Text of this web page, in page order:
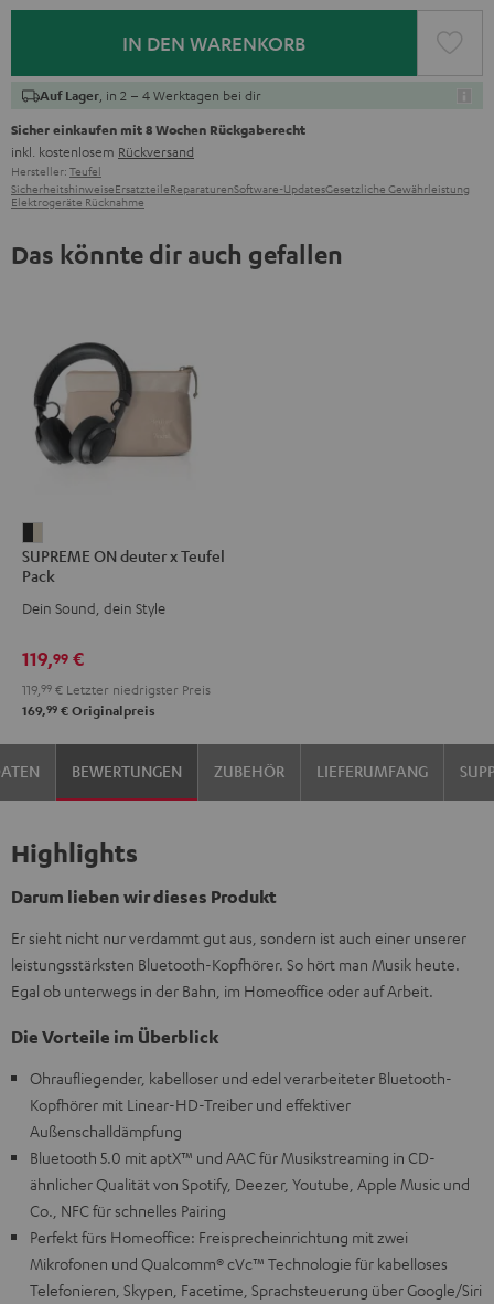
IN DEN WARENKORB
Auf Lager , in 2 – 4 Werktagen bei dir
Sicher einkaufen mit 8 Wochen Rückgaberecht
inkl. kostenlosem Rückversand
Hersteller: Teufel
SicherheitshinweiseErsatzteileReparaturenSoftware-UpdatesGesetzliche Gewährleistung
Elektrogeräte Rücknahme
Das könnte dir auch gefallen
ON
deuter
x
Pack
Night
Black
/
Sand
SUPREME ON deuter x Teufel
Pack
Dein Sound, dein Style
119,99 €
119, 99 € Letzter niedrigster Preis
169,99 € Originalpreis
BEWERTUNGEN ZUBEHÖR LIEFERUMFANG
Highlights
Darum lieben wir dieses Produkt
Er sieht nicht nur verdammt gut aus, sondern ist auch einer unserer
leistungsstärksten Bluetooth-Kopfhörer. So hört man Musik heute.
Egal ob unterwegs in der Bahn, im Homeoffice oder auf Arbeit.
Die Vorteile im Überblick
Ohraufliegender, kabelloser und edel verarbeiteter Bluetooth-
Kopfhörer mit Linear-HD-Treiber und effektiver
Außenschalldämpfung
Bluetooth 5.0 mit aptX™ und AAC für Musikstreaming in CD-
ähnlicher Qualität von Spotify, Deezer, Youtube, Apple Music und
Co., NFC für schnelles Pairing
Perfekt fürs Homeoffice: Freisprecheinrichtung mit zwei
Mikrofonen und Qualcomm® cVc™ Technologie für kabelloses
Telefonieren, Skypen, Facetime, Sprachsteuerung über Google/Siri